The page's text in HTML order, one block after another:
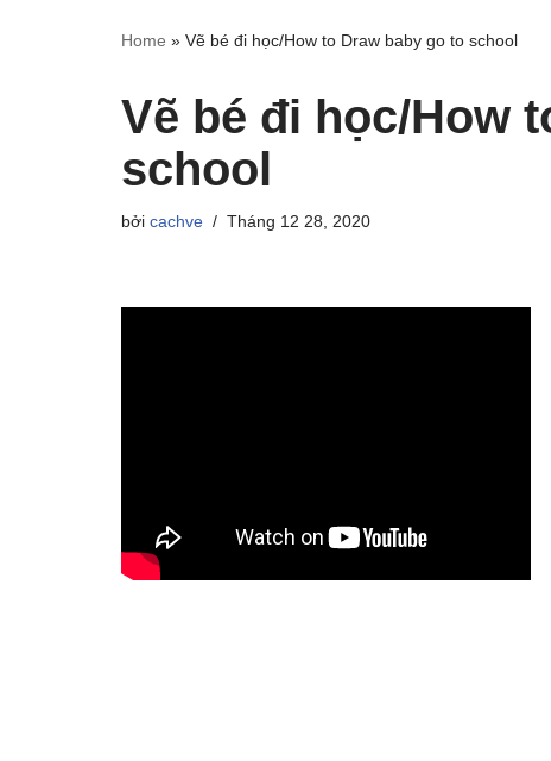
Home » Vẽ bé đi học/How to Draw baby go to school
Vẽ bé đi học/How
school
bởi cachve Tháng 12 28, 2020